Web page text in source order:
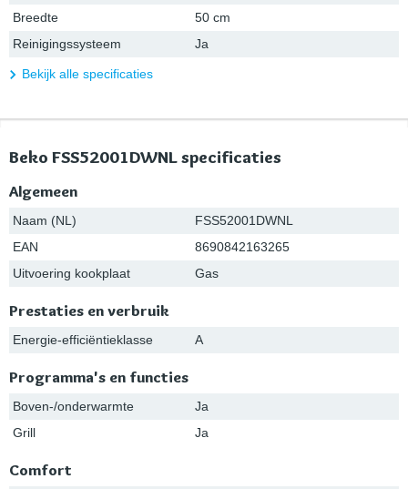
Breedte
50 cm
Reinigingssysteem
Ja
Bekijk alle specificaties
Beko FSS52001DWNL specificaties
Algemeen
Naam (NL)
FSS52001DWNL
EAN
8690842163265
Uitvoering kookplaat
Gas
Prestaties en verbruik
Energie-efficiëntieklasse A
Programma's en functies
Boven-/onderwarmte
Ja
Grill
Ja
Comfort